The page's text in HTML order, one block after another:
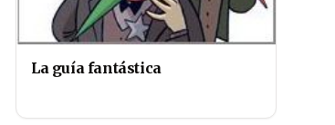
La guía fantástica